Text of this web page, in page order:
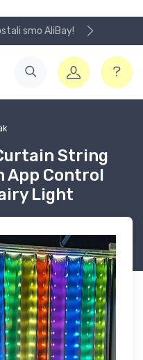
smo AliBay!
String
App Control
Light